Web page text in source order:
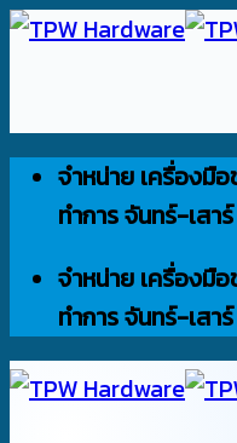
ข้าม
เนื้อหา
จำหน่าย เครื่องมื
ทำการ จันทร์-เส
จำหน่าย เครื่องมื
ทำการ จันทร์-เส